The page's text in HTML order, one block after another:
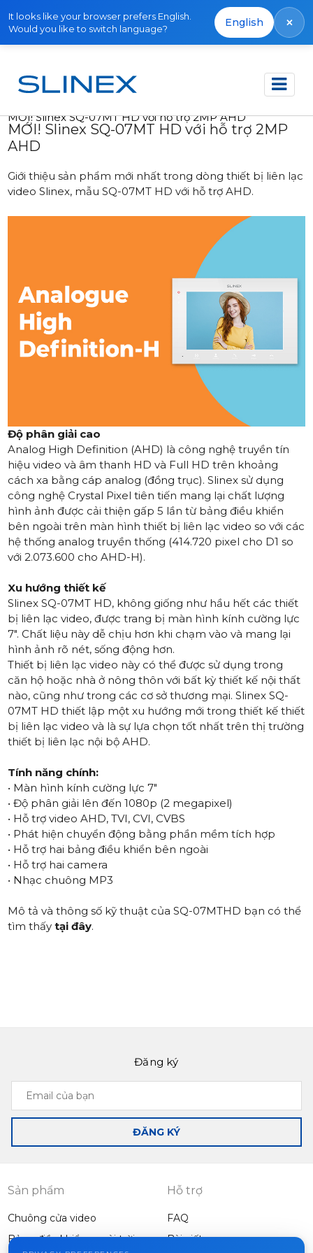
It looks like your browser prefers English.
Would you like to switch language?
English ×
Trang chủ Tin tức
MỚI! Slinex SQ-07MT HD với hỗ trợ 2MP AHD
MỚI! Slinex SQ-07MT HD với hỗ trợ 2MP
AHD
Giới thiệu sản phẩm mới nhất trong dòng thiết bị liên lạc
video Slinex, mẫu SQ-07MT HD với hỗ trợ AHD.
Độ phân giải cao
Analog High Definition (AHD) là công nghệ truyền tín
hiệu video và âm thanh HD và Full HD trên khoảng
cách xa bằng cáp analog (đồng trục). Slinex sử dụng
công nghệ Crystal Pixel tiên tiến mang lại chất lượng
hình ảnh được cải thiện gấp 5 lần từ bảng điều khiển
bên ngoài trên màn hình thiết bị liên lạc video so với các
hệ thống analog truyền thống (414.720 pixel cho D1 so
với 2.073.600 cho AHD-H).
Xu hướng thiết kế
Slinex SQ-07MT HD, không giống như hầu hết các thiết
bị liên lạc video, được trang bị màn hình kính cường lực
7". Chất liệu này dễ chịu hơn khi chạm vào và mang lại
hình ảnh rõ nét, sống động hơn.
Thiết bị liên lạc video này có thể được sử dụng trong
căn hộ hoặc nhà ở nông thôn với bất kỳ thiết kế nội thất
nào, cũng như trong các cơ sở thương mại. Slinex SQ-
07MT HD thiết lập một xu hướng mới trong thiết kế thiết
bị liên lạc video và là sự lựa chọn tốt nhất trên thị trường
thiết bị liên lạc nội bộ AHD.
Tính năng chính:
• Màn hình kính cường lực 7"
• Độ phân giải lên đến 1080p (2 megapixel)
• Hỗ trợ video AHD, TVI, CVI, CVBS
• Phát hiện chuyển động bằng phần mềm tích hợp
• Hỗ trợ hai bảng điều khiển bên ngoài
• Hỗ trợ hai camera
• Nhạc chuông MP3
Mô tả và thông số kỹ thuật của SQ-07MTHD bạn có thể
tìm thấytại đây.
Đăng ký
Email
của
bạn
ĐĂNG KÝ
Sản phẩm
Chuông cửa video
Bảng điều khiển ngoài trời
Hỗ trợ
FAQ
Bài viết